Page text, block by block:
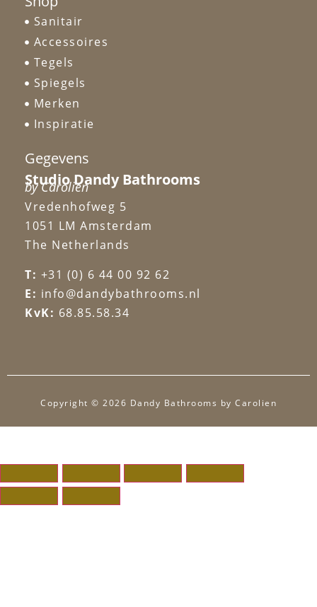
Sanitair
Accessoires
Tegels
Spiegels
Merken
Inspiratie
Gegevens
Studio Dandy Bathrooms
by Carolien
Vredenhofweg 5
1051 LM Amsterdam
The Netherlands
T: +31 (0) 6 44 00 92 62
E: info@dandybathrooms.nl
KvK: 68.85.58.34
Copyright © 2026 Dandy Bathrooms by Carolien